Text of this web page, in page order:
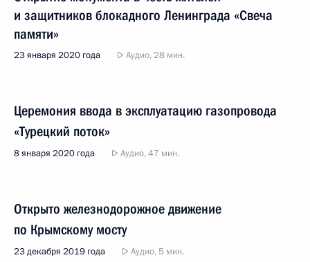
и защитников блокадного Ленинграда «Свеча
памяти»
23 января 2020 года Аудио, 28 мин.
Церемония ввода в эксплуатацию газопровода
«Турецкий поток»
8 января 2020 года Аудио, 47 мин.
Открыто железнодорожное движение
по Крымскому мосту
23 декабря 2019 года Аудио, 5 мин.